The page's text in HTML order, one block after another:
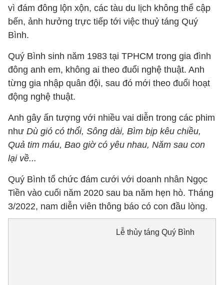
vì đám đông lộn xộn, các tàu du lịch không thể cập
bến, ảnh hưởng trực tiếp tới việc thuỷ táng Quý
Bình.
Quý Bình sinh năm 1983 tại TPHCM trong gia đình
đông anh em, không ai theo đuổi nghệ thuật. Anh
từng gia nhập quân đội, sau đó mới theo đuổi hoạt
động nghệ thuật.
Anh gây ấn tượng với nhiều vai diễn trong các phim
như Dù gió có thổi, Sông dài, Bìm bịp kêu chiều,
Quả tim máu, Bao giờ có yêu nhau, Năm sau con
lại về...
Quý Bình tổ chức đám cưới với doanh nhân Ngọc
Tiền vào cuối năm 2020 sau ba năm hẹn hò. Tháng
3/2022, nam diễn viên thông báo có con đầu lòng.
Lễ thủy táng Quý Bình